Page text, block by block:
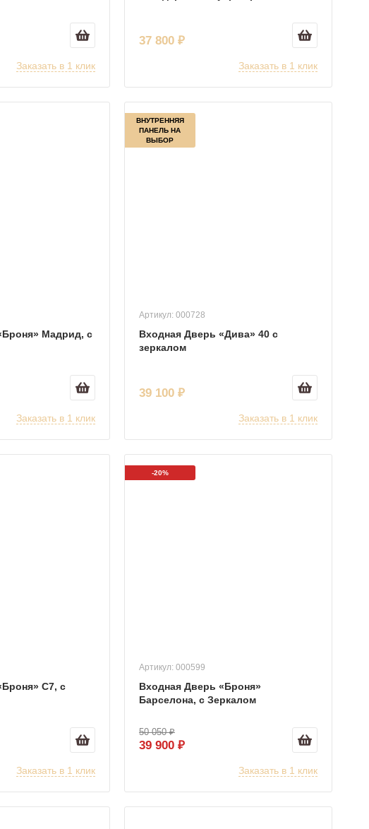
Заказать в 1 клик
37 800 ₽
Заказать в 1 клик
Мадрид, с
Заказать в 1 клик
ВНУТРЕННЯЯ
ПАНЕЛЬ НА
ВЫБОР
Артикул: 000728
Входная Дверь «Дива» 40 с
зеркалом
39 100 ₽
Заказать в 1 клик
С7, с
Заказать в 1 клик
-20%
Артикул: 000599
Входная Дверь «Броня»
Барселона, с Зеркалом
50 050 ₽
39 900 ₽
Заказать в 1 клик